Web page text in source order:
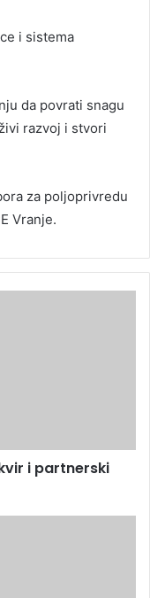
i sistema
da povrati snagu
razvoj i stvori
za poljoprivredu
Vranje.
i partnerski